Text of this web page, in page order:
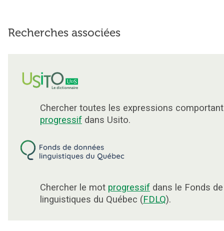
Recherches associées
Chercher toutes les expressions
progressif dans Usito.
Chercher le mot progressif dans le Fonds
linguistiques du Québec (FDLQ).